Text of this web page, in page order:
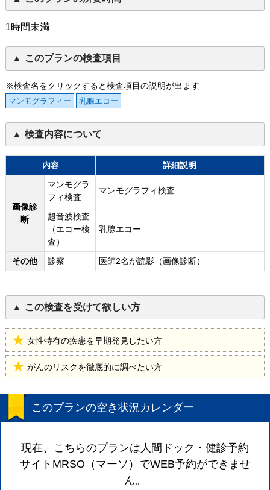
1時間未満
このプランの検査項目
※検査名をクリックすると検査項目の説明が出ます
マンモグラフィー 乳腺エコー
検査内容について
内容 詳細説明
画像診
断
マンモグラ
フィ検査
マンモグラフィ検査
超音波検査
（エコー検
査）
乳腺エコー
その他 診察 医師2名が読影（画像診断）
この検査を受けて欲しい方
女性特有の疾患を早期発見したい方
がんのリスクを徹底的に調べたい方
このプランの空き状況カレンダー
現在、こちらのプランは人間ドック・健診予約
サイトMRSO（マーソ）でWEB予約ができませ
ん。